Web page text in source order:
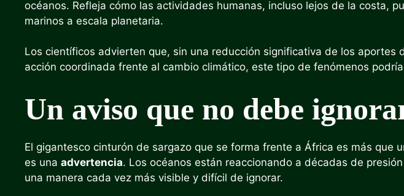
océanos. Refleja cómo las actividades humanas, incluso lejos de la costa,
marinos a escala planetaria.
Los científicos advierten que, sin una reducción significativa de los aportes
acción coordinada frente al cambio climático, este tipo de fenómenos podría
Un aviso que no debe
El gigantesco cinturón de sargazo que se forma frente a África es más que
es una advertencia. Los océanos están reaccionando a décadas de
una manera cada vez más visible y difícil de ignorar.